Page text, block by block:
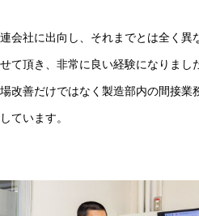
会社に出向し、それまでとは全く異
て頂き、非常に良い経験になりまし
改善だけではなく製造部内の間接業
ています。